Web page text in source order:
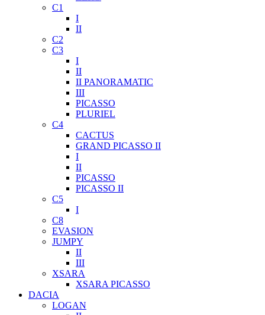
C1
I
II
C2
C3
I
II
II PANORAMATIC
III
PICASSO
PLURIEL
C4
CACTUS
GRAND PICASSO II
I
II
PICASSO
PICASSO II
C5
I
C8
EVASION
JUMPY
II
III
XSARA
XSARA PICASSO
DACIA
LOGAN